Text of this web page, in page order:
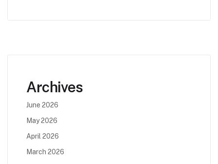
Archives
June 2026
May 2026
April 2026
March 2026